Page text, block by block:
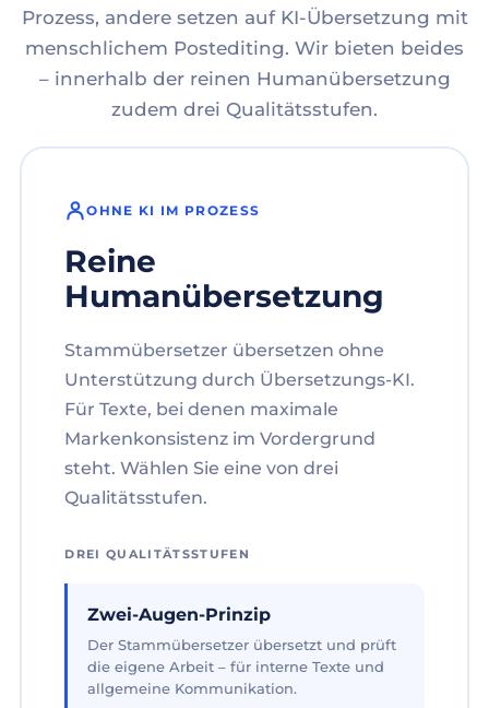
Prozess, andere setzen auf KI-Übersetzung mit
menschlichem Postediting. Wir bieten beides
– innerhalb der reinen Humanübersetzung
zudem drei Qualitätsstufen.
OHNE KI IM PROZESS
Reine
Humanübersetzung
Stammübersetzer übersetzen ohne
Unterstützung durch Übersetzungs-KI.
Für Texte, bei denen maximale
Markenkonsistenz im Vordergrund
steht. Wählen Sie eine von drei
Qualitätsstufen.
DREI QUALITÄTSSTUFEN
Zwei-Augen-Prinzip
Der Stammübersetzer übersetzt und prüft
die eigene Arbeit – für interne Texte und
allgemeine Kommunikation.